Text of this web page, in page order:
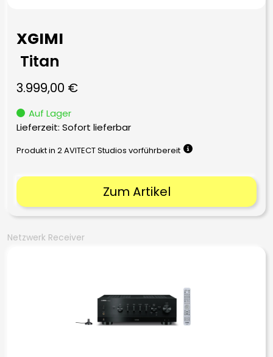
XGIMI
Titan
3.999,00 €
Auf Lager
Lieferzeit: Sofort lieferbar
Produkt in 2 AVITECT Studios vorführbereit
Zum Artikel
Netzwerk Receiver